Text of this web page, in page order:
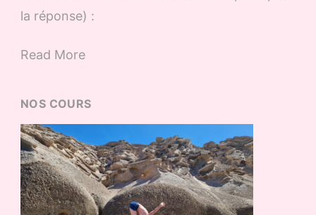
la réponse) :
Read More
NOS COURS